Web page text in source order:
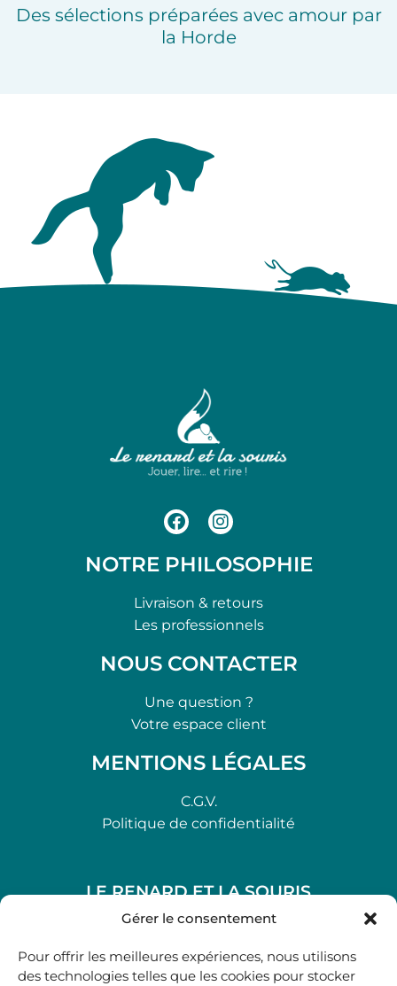
Gérer le consentement
Pour offrir les meilleures expériences, nous utilisons
des technologies telles que les cookies pour stocker
Des sélections préparées avec amour par
la Horde
NOTRE PHILOSOPHIE
Livraison & retours
Les professionnels
NOUS CONTACTER
Une question ?
Votre espace client
MENTIONS LÉGALES
C.G.V.
Politique de confidentialité
LE RENARD ET LA SOURIS
48, rue Maubec 33210 LANGON
05 40 41 37 18